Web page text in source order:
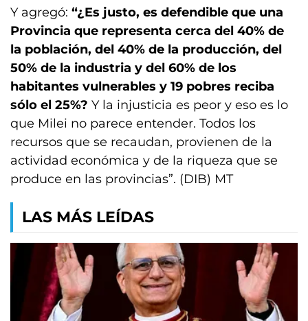
Y agregó: “¿Es justo, es defendible que una
Provincia que representa cerca del 40% de
la población, del 40% de la producción, del
50% de la industria y del 60% de los
habitantes vulnerables y 19 pobres reciba
sólo el 25%? Y la injusticia es peor y eso es lo
que Milei no parece entender. Todos los
recursos que se recaudan, provienen de la
actividad económica y de la riqueza que se
produce en las provincias”. (DIB) MT
LAS MÁS LEÍDAS